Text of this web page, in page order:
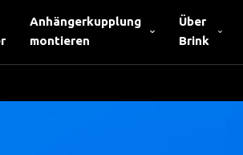
Anhängerkupplung
montieren
Über
Brink